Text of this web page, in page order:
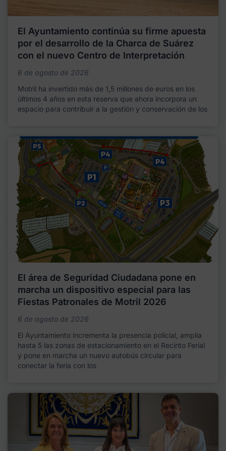
El Ayuntamiento continúa su firme apuesta
por el desarrollo de la Charca de Suárez
con el nuevo Centro de Interpretación
6 de agosto de 2026
Motril ha invertido más de 1,5 millones de euros en los
últimos 4 años en esta reserva que ahora incorpora un
espacio para contribuir a la gestión y conservación de los
El área de Seguridad Ciudadana pone en
marcha un dispositivo especial para las
Fiestas Patronales de Motril 2026
6 de agosto de 2026
El Ayuntamiento incrementa la presencia policial, amplía
hasta 5 las zonas de estacionamiento en el Recinto Ferial
y pone en marcha un nuevo autobús circular para
conectar la feria con los